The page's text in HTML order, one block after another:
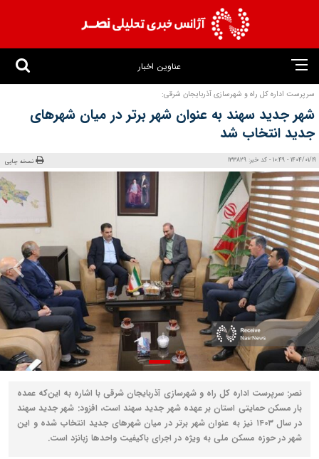
عناوین اخبار
سرپرست اداره کل راه و شهرسازی آذربایجان شرقی:
شهر جدید سهند به عنوان شهر برتر در میان شهرهای
جدید انتخاب شد
1404/01/19 - 10:49 - کد خبر: 133829 نسخه چاپی
نصر: سرپرست اداره کل راه و شهرسازی آذربایجان شرقی با اشاره به این‌که عمده
بار مسکن حمایتی استان بر عهده شهر جدید سهند است، افزود: شهر جدید سهند
در سال ۱۴۰۳ نیز به عنوان شهر برتر در میان شهرهای جدید انتخاب شده و این
شهر در حوزه مسکن ملی به ویژه در اجرای باکیفیت واحدها زبانزد است.